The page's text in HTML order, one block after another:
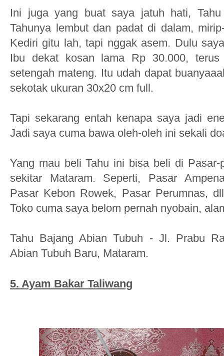
Ini juga yang buat saya jatuh hati, Tahu
Tahunya lembut dan padat di dalam,
Kediri gitu lah, tapi nggak asem. Dulu
Ibu dekat kosan lama Rp 30.000, terus
setengah mateng. Itu udah dapat
sekotak ukuran 30x20 cm full.
Tapi sekarang entah kenapa saya jadi
Jadi saya cuma bawa oleh-oleh ini sekali
Yang mau beli Tahu ini bisa beli di
sekitar Mataram. Seperti, Pasar
Pasar Kebon Rowek, Pasar Perumnas,
Toko cuma saya belom pernah nyobain,
Tahu Bajang Abian Tubuh - Jl. Prabu
Abian Tubuh Baru, Mataram.
5. Ayam Bakar Taliwang